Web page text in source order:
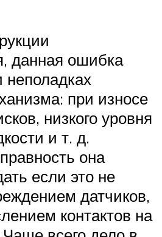
данная ошибка
неполадках
при износе
низкого уровня
и т. д.
она
если это не
датчиков,
контактов на